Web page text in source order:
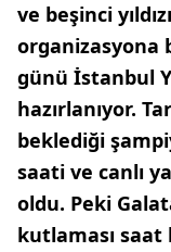
ve beşinci
organizasyona
günü İstanbul
hazırlanıyor.
beklediği
saati ve canlı
oldu. Peki
kutlaması